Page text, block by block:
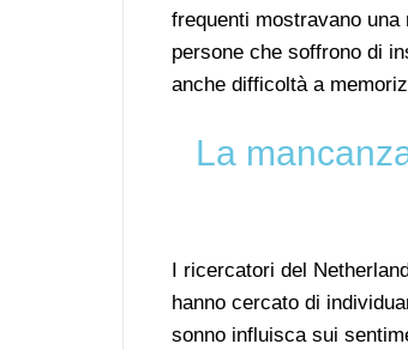
frequenti mostravano
persone che soffrono di
anche difficoltà a
La
I ricercatori del
hanno cercato di
sonno influisca sui